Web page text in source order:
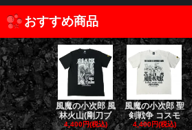
おすすめ商品
風魔の小次郎 風
林火山(剛刀ブ
4,400円(税込)
風魔の小次郎 聖
剣戦争 コスモ
4,400円(税込)